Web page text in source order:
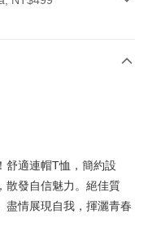
舒適連帽T恤，簡約設
散發自信魅力。絕佳質
盡情展現自我，揮灑青春